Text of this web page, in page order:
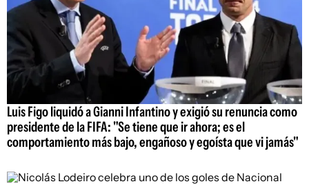
Luis Figo liquidó a Gianni Infantino y exigió su renuncia como
presidente de la FIFA: "Se tiene que ir ahora; es el
comportamiento más bajo, engañoso y egoísta que vi jamás"